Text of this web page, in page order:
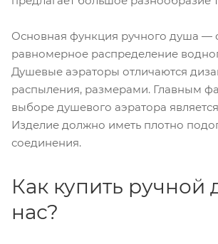
Основная функция ручного душа —
равномерное распределение
Душевые аэраторы отличаются
распыления, размерами. Главным
выборе душевого аэратора
Изделие должно иметь плотно
соединения.
Как купить ручной
нас?